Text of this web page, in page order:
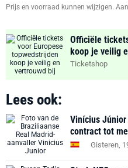
Prijs en voorraad kunnen wijzigen.
Officiële
koop je veilig
Ticketshop
Lees ook:
Vinícius
contract tot
Gisteren,